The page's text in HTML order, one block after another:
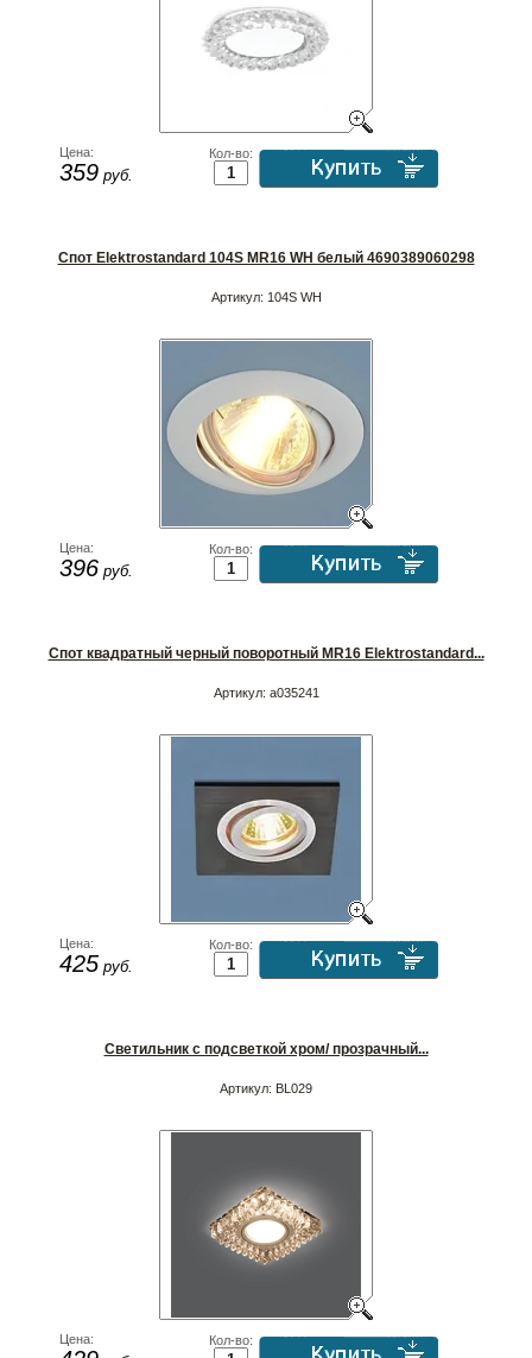
Цена:
359 руб.
Кол-во:
Спот Elektrostandard 104S MR16 WH белый 4690389060298
Артикул: 104S WH
Цена:
396 руб.
Кол-во:
Спот квадратный черный поворотный MR16 Elektrostandard...
Артикул: a035241
Цена:
425 руб.
Кол-во:
Светильник с подсветкой хром/ прозрачный...
Артикул: BL029
Цена: Кол-во: